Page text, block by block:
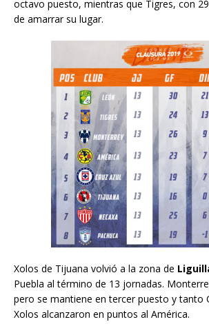
octavo puesto, mientras que Tigres, con
de amarrar su lugar.
Xolos de Tijuana volvió a la zona de
Puebla al término de 13 jornadas.
pero se mantiene en tercer puesto y tanto
Xolos alcanzaron en puntos al América.